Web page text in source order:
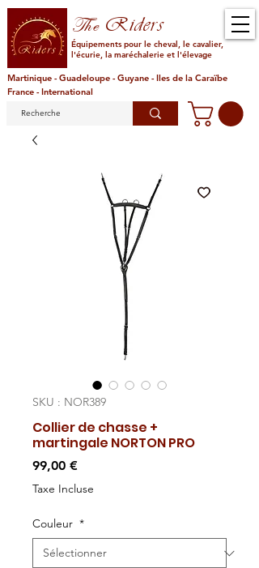
TheRiders
Équipements pour le cheval, le cavalier,
l'écurie, la maréchalerie et l'élevage
Martinique - Guadeloupe - Guyane - Iles de la Caraïbe
France - International
SKU : NOR389
Collier de chasse +
martingale NORTON PRO
99,00 €Prix
Taxe Incluse
Couleur *